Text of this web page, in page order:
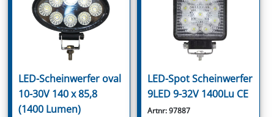
LED-Scheinwerfer oval
10-30V 140 x 85,8
(1400 Lumen)
LED-Spot Scheinwerfer
9LED 9-32V 1400Lu CE
Artnr: 97887